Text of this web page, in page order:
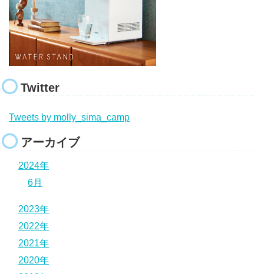
Twitter
Tweets by molly_sima_camp
アーカイブ
2024年
6月
2023年
2022年
2021年
2020年